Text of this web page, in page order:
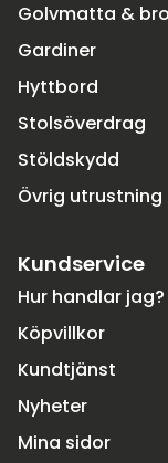
Golvmatta &
Gardiner
Hyttbord
Stolsöverdrag
Stöldskydd
Övrig utrustning
Kundservice
Hur handlar jag?
Köpvillkor
Kundtjänst
Nyheter
Mina sidor